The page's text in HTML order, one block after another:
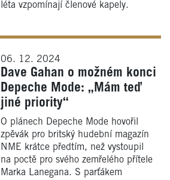
léta vzpomínají členové kapely.
06. 12. 2024
Dave Gahan o možném konci
Depeche Mode: „Mám teď
jiné priority“
O plánech Depeche Mode hovořil
zpěvák pro britský hudební magazín
NME krátce předtím, než vystoupil
na poctě pro svého zemřelého přítele
Marka Lanegana. S parťákem